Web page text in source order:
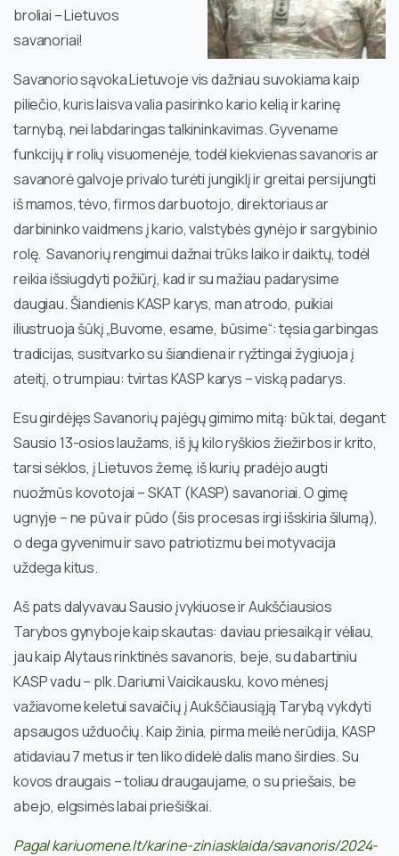
broliai – Lietuvos
savanoriai!
Savanorio sąvoka Lietuvoje vis dažniau suvokiama kaip
piliečio, kuris laisva valia pasirinko kario kelią ir karinę
tarnybą, nei labdaringas talkininkavimas. Gyvename
funkcijų ir rolių visuomenėje, todėl kiekvienas savanoris ar
savanorė galvoje privalo turėti jungiklį ir greitai persijungti
iš mamos, tėvo, firmos darbuotojo, direktoriaus ar
darbininko vaidmens į kario, valstybės gynėjo ir sargybinio
rolę. Savanorių rengimui dažnai trūks laiko ir daiktų, todėl
reikia išsiugdyti požiūrį, kad ir su mažiau padarysime
daugiau. Šiandienis KASP karys, man atrodo, puikiai
iliustruoja šūkį „Buvome, esame, būsime“: tęsia garbingas
tradicijas, susitvarko su šiandiena ir ryžtingai žygiuoja į
ateitį, o trumpiau: tvirtas KASP karys – viską padarys.
Esu girdėjęs Savanorių pajėgų gimimo mitą: būk tai, degant
Sausio 13-osios laužams, iš jų kilo ryškios žiežirbos ir krito,
tarsi sėklos, į Lietuvos žemę, iš kurių pradėjo augti
nuožmūs kovotojai – SKAT (KASP) savanoriai. O gimę
ugnyje – ne pūva ir pūdo (šis procesas irgi išskiria šilumą),
o dega gyvenimu ir savo patriotizmu bei motyvacija
uždega kitus.
Aš pats dalyvavau Sausio įvykiuose ir Aukščiausios
Tarybos gynyboje kaip skautas: daviau priesaiką ir vėliau,
jau kaip Alytaus rinktinės savanoris, beje, su dabartiniu
KASP vadu – plk. Dariumi Vaicikausku, kovo mėnesį
važiavome keletui savaičių į Aukščiausiąją Tarybą vykdyti
apsaugos užduočių. Kaip žinia, pirma meilė nerūdija, KASP
atidaviau 7 metus ir ten liko didelė dalis mano širdies. Su
kovos draugais – toliau draugaujame, o su priešais, be
abejo, elgsimės labai priešiškai.
Pagal kariuomene.lt/karine-ziniasklaida/savanoris/2024-